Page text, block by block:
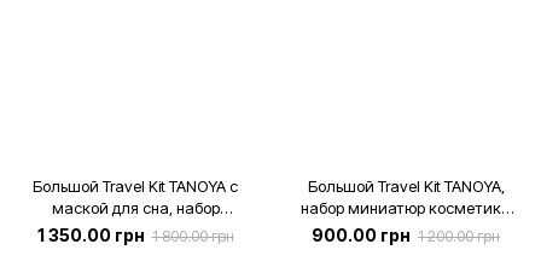
Большой Travel Kit TANOYA с
маской для сна, набор
миниатюр для путешествий
1 350.00 грн 1 800.00 грн
Большой Travel Kit TANOYA,
набор миниатюр косметики
для путешествий
900.00 грн 1 200.00 грн